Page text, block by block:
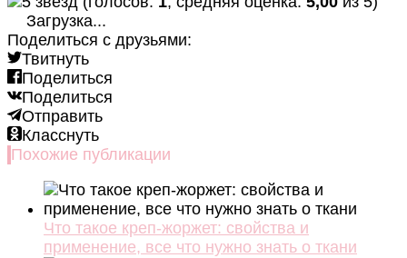
Загрузка...
Поделиться с друзьями:
Твитнуть
Поделиться
Поделиться
Отправить
Класснуть
Похожие публикации
Что такое креп-жоржет: свойства и
применение, все что нужно знать о ткани